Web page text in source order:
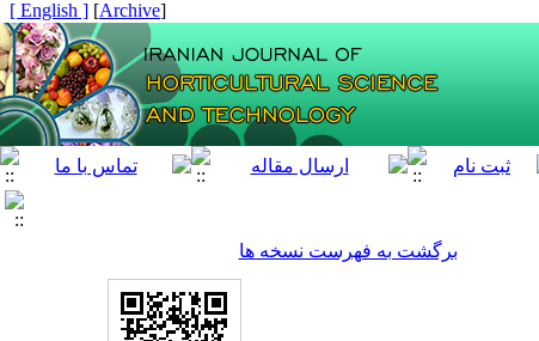
[
Archive
]
[ English ]
برگشت به فهرست نسخه ها